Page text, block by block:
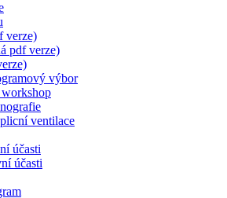
verze)
pdf verze)
výbor
ventilace
účasti
účasti